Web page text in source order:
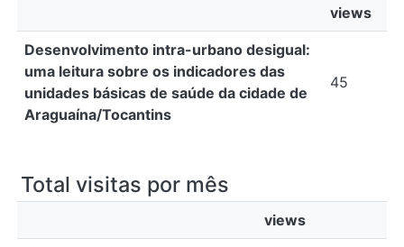
views
Desenvolvimento intra-urbano desigual:
uma leitura sobre os indicadores das
unidades básicas de saúde da cidade de
Araguaína/Tocantins
45
Total visitas por mês
views